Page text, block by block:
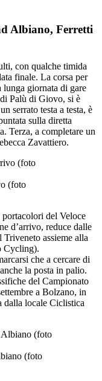
Albiano, Ferretti
con qualche timida
finale. La corsa per
giornata di gare
Palù di Giovo, si è
serrato testa a testa, è
sulla diretta
Terza, a completare un
Zavattiero.
(foto
del Veloce
d’arrivo, reduce dalle
Triveneto assieme alla
Cycling).
che a cercare di
la posta in palio.
del Campionato
a Bolzano, in
dalla locale Ciclistica
(foto